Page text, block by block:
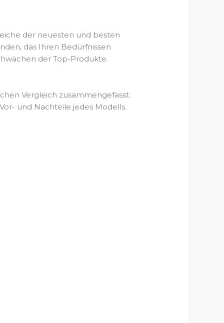
der neuesten und besten
das Ihren Bedürfnissen
der Top-Produkte.
Vergleich zusammengefasst.
und Nachteile jedes Modells.